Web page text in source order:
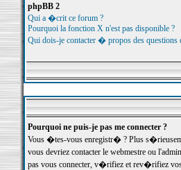
phpBB 2
Qui a �crit ce forum ?
Pourquoi la fonction X n'est pas disponible ?
Qui dois-je contacter � propos des
Pourquoi ne puis-je pas me connecter ?
Vous �tes-vous enregistr� ? Plus
vous devriez contacter le webmestre ou
pas vous connecter, v�rifiez et rev�rifiez